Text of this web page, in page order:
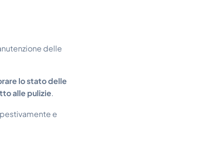
delle
lo stato delle
alle pulizie.
e